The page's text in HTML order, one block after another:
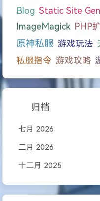
Blog Static Site
ImageMagick PHP
原神私服 游戏玩法
私服指令 游戏攻略
归档
七月 2026
二月 2026
十二月 2025